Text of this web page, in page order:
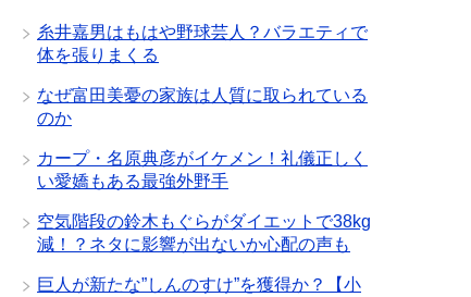
糸井嘉男はもはや野球芸人？バラエティで
体を張りまくる
なぜ富田美憂の家族は人質に取られている
のか
カープ・名原典彦がイケメン！礼儀正しく
い愛嬌もある最強外野手
空気階段の鈴木もぐらがダイエットで38kg
減！？ネタに影響が出ないか心配の声も
巨人が新たな”しんのすけ”を獲得か？【小